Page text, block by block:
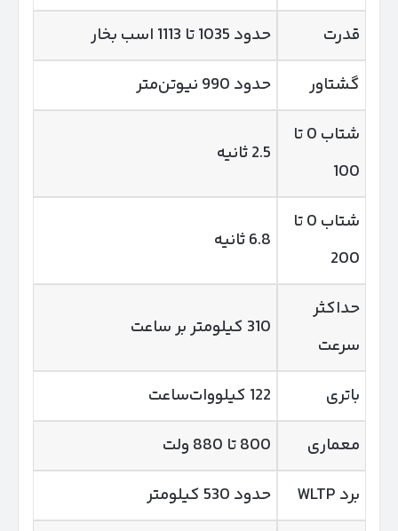
قدرت
حدود 1035 تا 1113 اسب بخار
گشتاور
حدود 990 نیوتن‌متر
شتاب 0 تا
100
2.5 ثانیه
شتاب 0 تا
200
6.8 ثانیه
حداکثر
سرعت
310 کیلومتر بر ساعت
باتری
122 کیلووات‌ساعت
معماری
800 تا 880 ولت
برد WLTP
حدود 530 کیلومتر